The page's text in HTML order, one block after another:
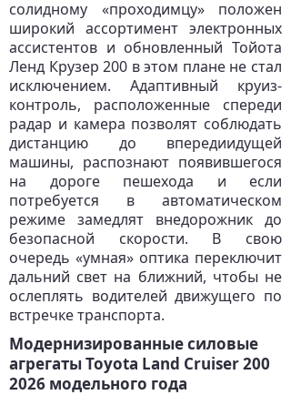
солидному «проходимцу» положен
широкий ассортимент электронных
ассистентов и обновленный Тойота
Ленд Крузер 200 в этом плане не стал
исключением. Адаптивный круиз-
контроль, расположенные спереди
радар и камера позволят соблюдать
дистанцию до впередиидущей
машины, распознают появившегося
на дороге пешехода и если
потребуется в автоматическом
режиме замедлят внедорожник до
безопасной скорости. В свою
очередь «умная» оптика переключит
дальний свет на ближний, чтобы не
ослеплять водителей движущего по
встречке транспорта.
Модернизированные силовые
агрегаты Toyota Land Cruiser 200
2026 модельного года